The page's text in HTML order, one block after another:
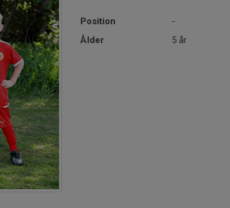
Position
-
Ålder
5 år